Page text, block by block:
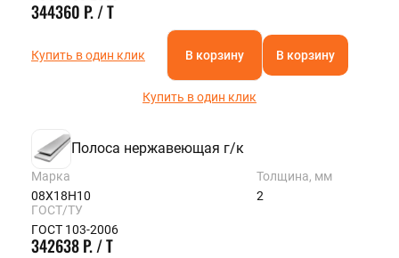
344360 Р. / Т
Купить в один клик В корзину В корзину
Купить в один клик
Полоса нержавеющая г/к
Марка
08Х18Н10
Толщина, мм
2
ГОСТ/ТУ
ГОСТ 103-2006
342638 Р. / Т